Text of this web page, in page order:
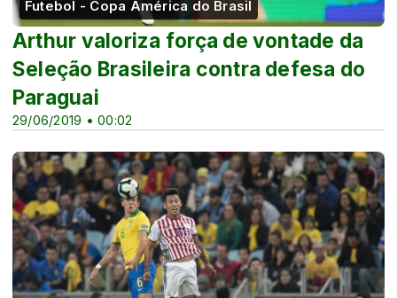
Futebol - Copa América do Brasil
29/06/2019 • 00:02
Arthur valoriza força de vontade da
Seleção Brasileira contra defesa do
Paraguai